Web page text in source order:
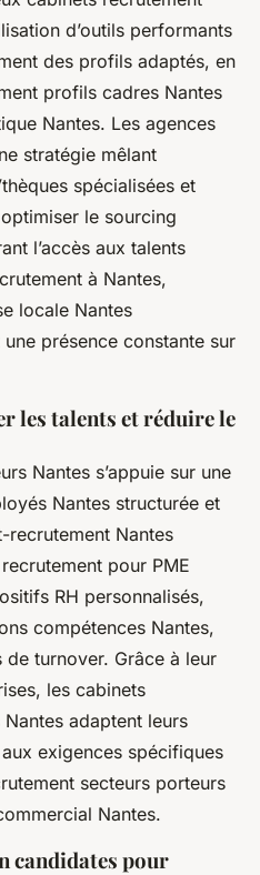
d’outils performants
des profils adaptés, en
profils cadres Nantes
Nantes. Les agences
stratégie mêlant
spécialisées et
le sourcing
l’accès aux talents
à Nantes,
locale Nantes
présence constante sur
les talents et réduire le
Nantes s’appuie sur une
Nantes structurée et
recrutement Nantes
pour PME
RH personnalisés,
compétences Nantes,
de turnover. Grâce à leur
les cabinets
adaptent leurs
exigences spécifiques
secteurs porteurs
Nantes.
candidates pour